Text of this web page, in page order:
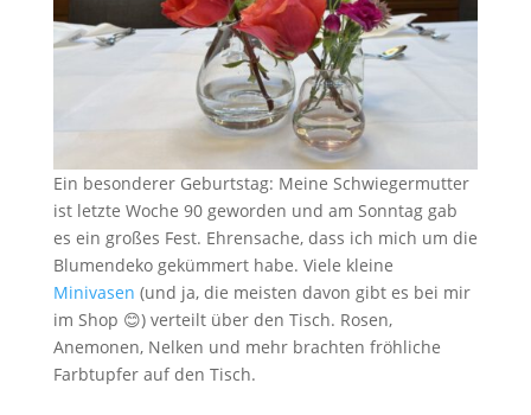
Ein besonderer Geburtstag: Meine Schwiegermutter
ist letzte Woche 90 geworden und am Sonntag gab
es ein großes Fest. Ehrensache, dass ich mich um die
Blumendeko gekümmert habe. Viele kleine
Minivasen (und ja, die meisten davon gibt es bei mir
im Shop 😊) verteilt über den Tisch. Rosen,
Anemonen, Nelken und mehr brachten fröhliche
Farbtupfer auf den Tisch.